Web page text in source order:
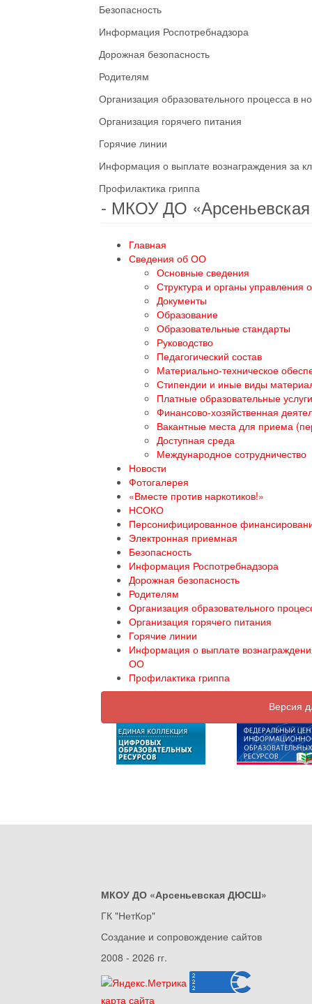
Безопасность
Информация Роспотребнадзора
Дорожная безопасность
Родителям
Организация образовательного процесса в
Организация горячего питания
Горячие линии
Информация о выплате вознаграждения за
Профилактика гриппа
- МКОУ ДО
Главная
Сведения об ОО
Основные сведения
Структура и органы управления
Документы
Образование
Образовательные стандарты
Руководство
Педагогический состав
Материально-техническое
Стипендии и иные виды
Платные образовательные услуги
Финансово-хозяйственная
Вакантные места для приема
Доступная среда
Международное сотрудничество
Новости
Фотогалерея
«Вместе против наркотиков!»
НСОКО
Персонифицированное
Электронная приемная
Безопасность
Информация Роспотребнадзора
Дорожная безопасность
Родителям
Организация образовательного
Организация горячего питания
Горячие линии
Информация о выплате
ОО
Профилактика гриппа
Версия
МКОУ ДО «Арсеньевская ДЮСШ»
ГК "НетКор"
Создание и сопровождение сайтов
2008 - 2026 гг.
карта сайта